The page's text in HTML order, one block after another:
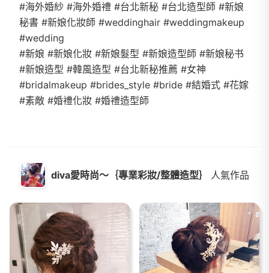
#海外婚紗 #海外婚禮 #台北新秘 #台北造型師 #新娘
秘書 #新娘化妝師 #weddinghair #weddingmakeup
#wedding
#新娘 #新娘化妝 #新娘髮型 #新娘造型師 #新娘秘书
#新娘造型 #韓風造型 #台北新秘推薦 #女神
#bridalmakeup #brides_style #bride #結婚式 #花嫁
diva愛時尚～｛專業彩妝/整體造型｝ 人氣作品